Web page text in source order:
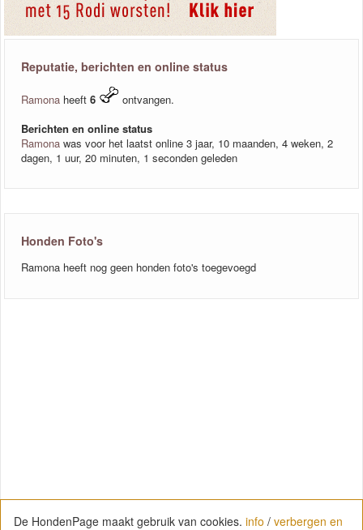
Reputatie, berichten en online status
Ramona heeft 6
ontvangen.
Berichten en online status
Ramona was voor het laatst online 3 jaar, 10 maanden, 4 weken, 2
dagen, 1 uur, 20 minuten, 1 seconden geleden
Honden Foto's
Ramona heeft nog geen honden foto's toegevoegd
De HondenPage maakt gebruik van cookies. info / verbergen en